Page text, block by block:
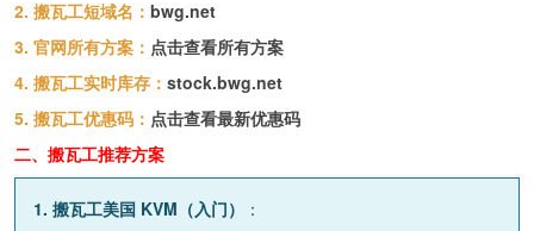
2. 搬瓦工短域名： bwg.net
3. 官网所有方案： 点击查看所有方案
4. 搬瓦工实时库存： stock.bwg.net
5. 搬瓦工优惠码： 点击查看最新优惠码
二、搬瓦工推荐方案
1. 搬瓦工美国 KVM（入门） ：